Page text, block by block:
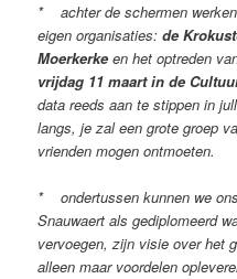
* achter de schermen
eigen organisaties:de
Moerkerke en het optreden
vrijdag 11 maart in de
data reeds aan te stippen in
langs, je zal een grote groep
vrienden mogen ontmoeten.
* ondertussen kunnen we
Snauwaert als gediplomeerd
vervoegen, zijn visie over het
alleen maar voordelen